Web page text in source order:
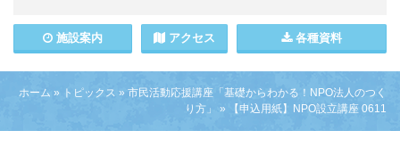
施設案内 アクセス 各種資料
ホーム » トピックス » 市民活動応援講座「基礎からわかる！NPO法人のつく
り方」
» 【申込用紙】NPO設立講座 0611